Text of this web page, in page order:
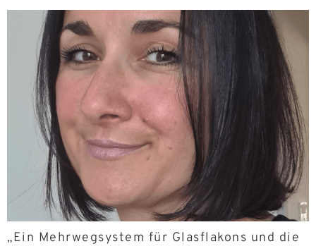
„Ein Mehrwegsystem für Glasflakons und die